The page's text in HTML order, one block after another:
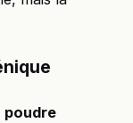
poudre